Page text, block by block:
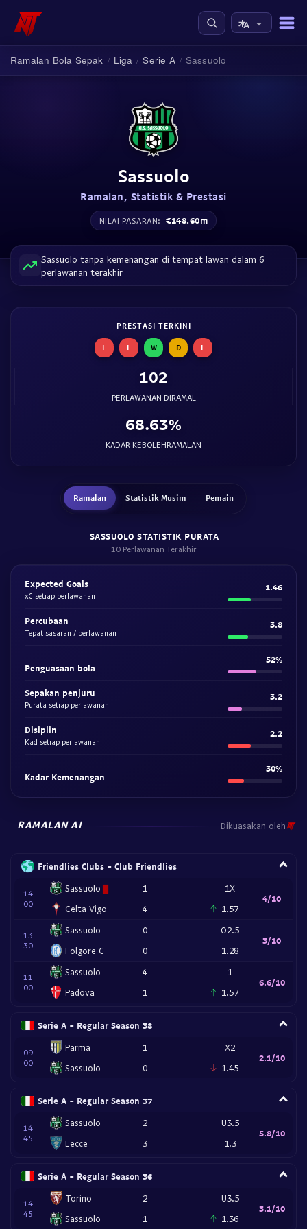
Ramalan Bola Sepak / Liga / Serie A / Sassuolo
Sassuolo
Ramalan, Statistik & Prestasi
NILAI PASARAN: €148.60m
Sassuolo tanpa kemenangan di tempat lawan dalam 6
perlawanan terakhir
PRESTASI TERKINI
L L W D L
102
PERLAWANAN DIRAMAL
68.63%
KADAR KEBOLEHRAMALAN
Ramalan Statistik Musim Pemain
SASSUOLO STATISTIK PURATA
10 Perlawanan Terakhir
Expected Goals
xG setiap perlawanan
1.46
Percubaan
Tepat sasaran / perlawanan
3.8
Penguasaan bola
52%
Sepakan penjuru
Purata setiap perlawanan
3.2
Disiplin
Kad setiap perlawanan
2.2
Kadar Kemenangan
30%
RAMALAN AI Dikuasakan oleh
Friendlies Clubs - Club Friendlies
14
00
Sassuolo
Celta Vigo
1
4
1X
1.57
4/10
13
30
Sassuolo
Folgore C
0
0
O2.5
1.28
3/10
11
00
Sassuolo
Padova
4
1
1
1.57
6.6/10
Serie A - Regular Season 38
09
00
Parma
Sassuolo
1
0
X2
1.45
2.1/10
Serie A - Regular Season 37
14
45
Sassuolo
Lecce
2
3
U3.5
1.3
5.8/10
Serie A - Regular Season 36
14
45
Torino
Sassuolo
2
1
U3.5
1.36
3.1/10